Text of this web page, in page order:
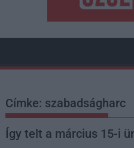
Címke: szabadságharc
Így telt a március 15-i